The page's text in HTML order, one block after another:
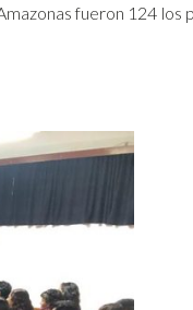
fueron 124 los